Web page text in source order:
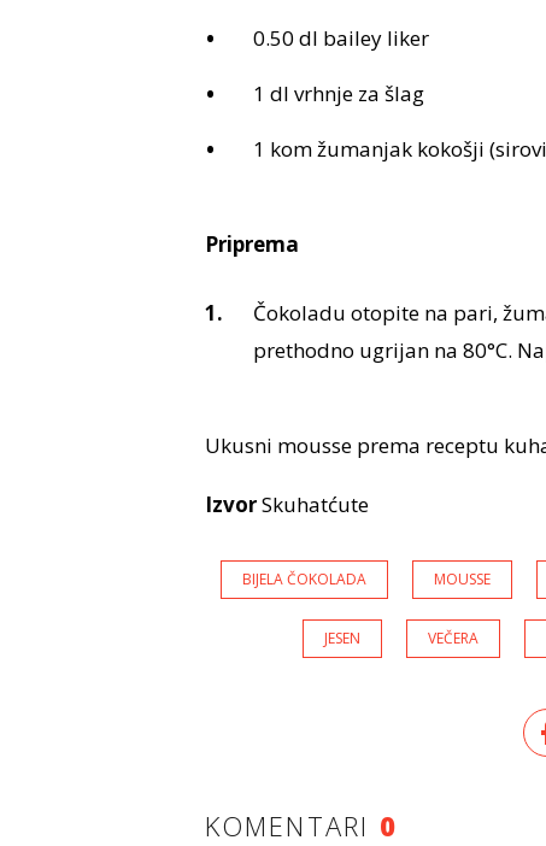
0.50 dl bailey liker
1 dl vrhnje za šlag
1 kom žumanjak kokošji
Priprema
Čokoladu otopite na pari,
prethodno ugrijan na 80°C.
Ukusni mousse prema receptu
IzvorSkuhatćute
BIJELA ČOKOLADA MOUSSE
JESEN VEČERA
KOMENTARI 0